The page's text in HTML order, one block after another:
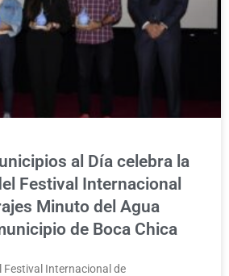
al Día celebra la
Festival Internacional
Minuto del Agua
de Boca Chica
Festival Internacional de